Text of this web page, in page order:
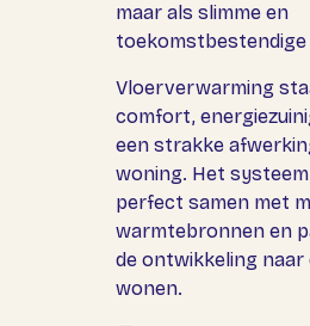
maar als slimme en
toekomstbestendige
Vloerverwarming
comfort,
een strakke
woning. Het
perfect samen met
warmtebronnen en
de ontwikkeling naar
wonen.